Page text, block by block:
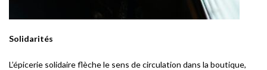
Solidarités
L’épicerie solidaire flèche le sens de circulation dans la boutique,